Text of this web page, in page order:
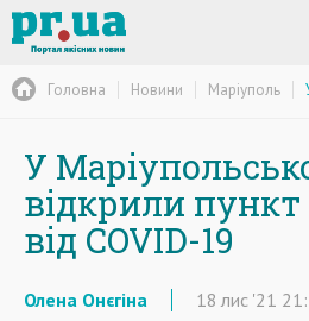
Головна Новини Маріуполь
У
відкрили пункт
від COVID-19
Олена Онєгіна 18 лис '21